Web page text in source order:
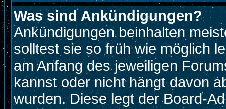
Was sind Ankündigungen?
Ankündigungen beinhalten
solltest sie so früh wie möglich
am Anfang des jeweiligen
kannst oder nicht hängt davon
wurden. Diese legt der Board-